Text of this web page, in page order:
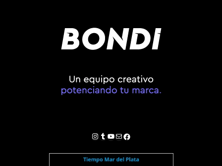
Instagram
Tumblr
YouTube
Correo electrónico
Facebook